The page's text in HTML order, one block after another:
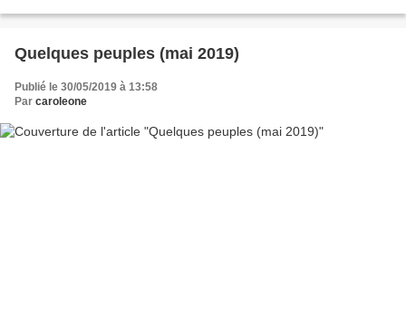
Quelques peuples (mai 2019)
Publié le 30/05/2019 à 13:58
Par caroleone